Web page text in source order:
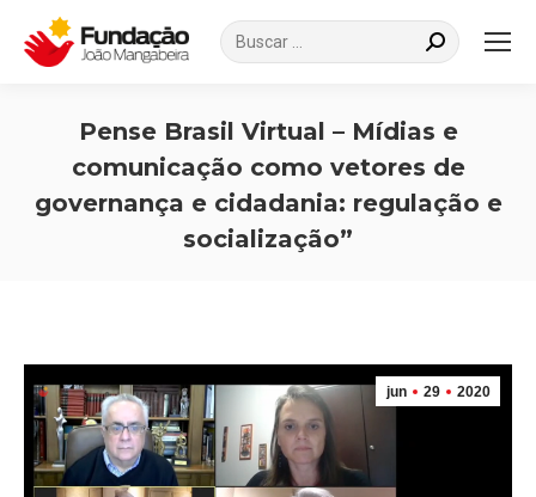
Search:
Pense Brasil Virtual – Mídias e
comunicação como vetores de
governança e cidadania: regulação e
socialização”
jun 29 2020